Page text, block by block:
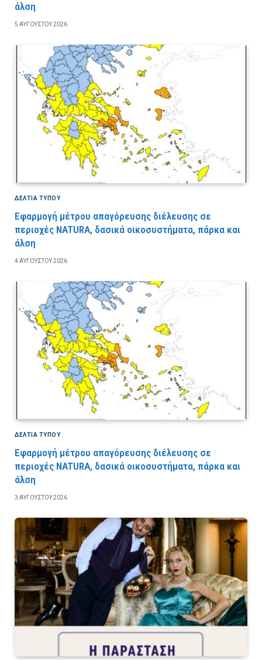
άλση
5 ΑΥΓΟΎΣΤΟΥ 2026
ΔΕΛΤΙΑ ΤΥΠΟΥ
Εφαρμογή μέτρου απαγόρευσης διέλευσης σε
περιοχές NATURA, δασικά οικοσυστήματα, πάρκα και
άλση
4 ΑΥΓΟΎΣΤΟΥ 2026
ΔΕΛΤΙΑ ΤΥΠΟΥ
Εφαρμογή μέτρου απαγόρευσης διέλευσης σε
περιοχές NATURA, δασικά οικοσυστήματα, πάρκα και
άλση
3 ΑΥΓΟΎΣΤΟΥ 2026